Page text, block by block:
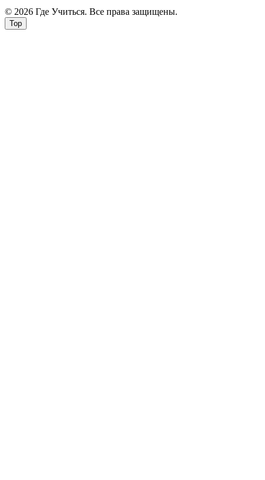
© 2026 Где Учиться. Все права защищены.
Top